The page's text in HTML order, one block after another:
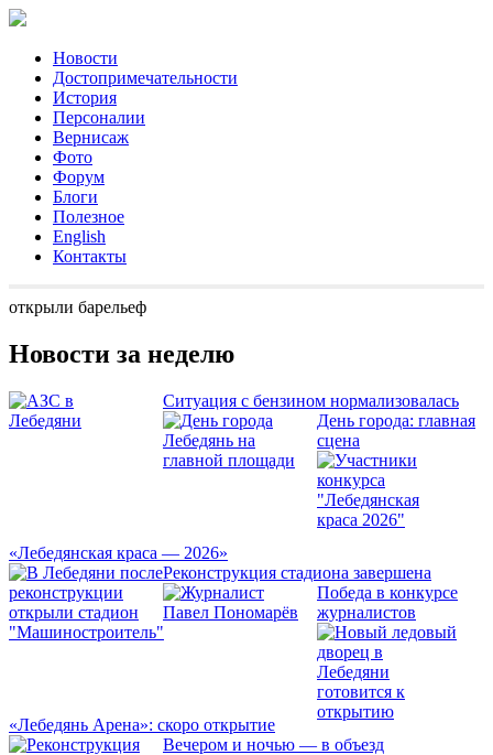
Новости
Достопримечательности
История
Персоналии
Вернисаж
Фото
Форум
Блоги
Полезное
English
Контакты
открыли барельеф
Новости за неделю
Ситуация с бензином нормализовалась
День города: главная
сцена
«Лебедянская краса — 2026»
Реконструкция стадиона завершена
Победа в конкурсе
журналистов
«Лебедянь Арена»: скоро открытие
Вечером и ночью — в объезд